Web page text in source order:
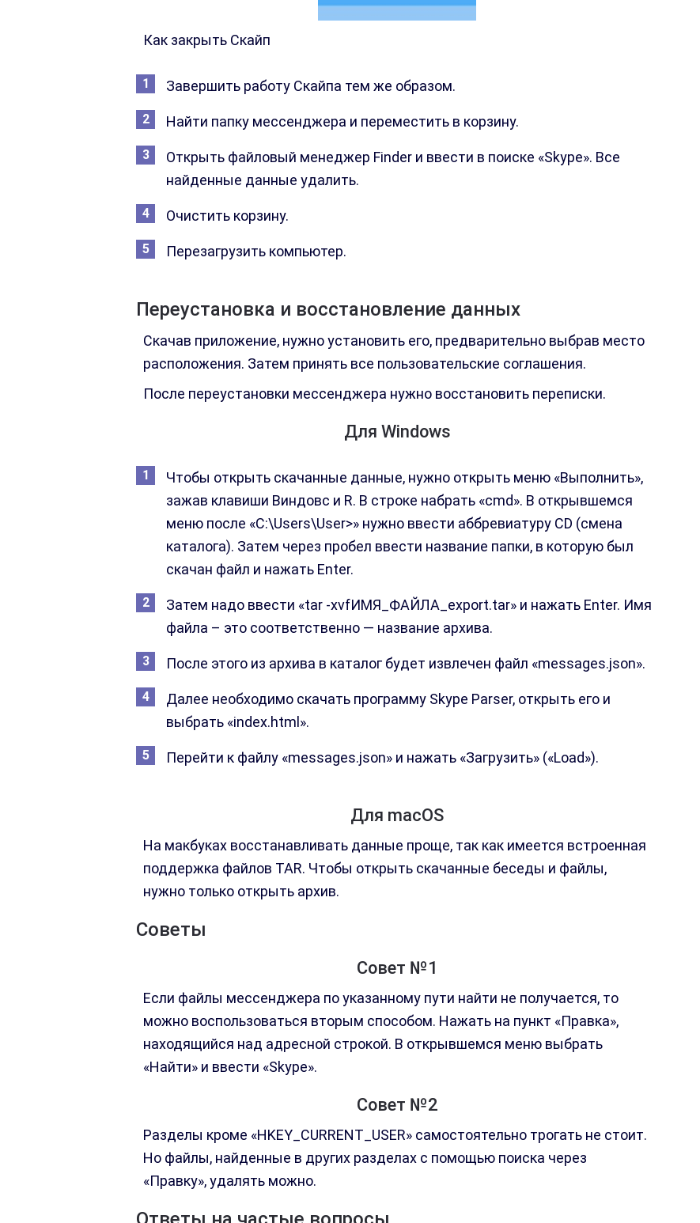
Как закрыть Скайп
Завершить работу Скайпа тем же образом.
Найти папку мессенджера и переместить в корзину.
Открыть файловый менеджер Finder и ввести в поиске «Skype». Все
найденные данные удалить.
Очистить корзину.
Перезагрузить компьютер.
Переустановка и восстановление данных
Скачав приложение, нужно установить его, предварительно выбрав место
расположения. Затем принять все пользовательские соглашения.
После переустановки мессенджера нужно восстановить переписки.
Для Windows
Чтобы открыть скачанные данные, нужно открыть меню «Выполнить»,
зажав клавиши Виндовс и R. В строке набрать «cmd». В открывшемся
меню после «C:\Users\User>» нужно ввести аббревиатуру CD (смена
каталога). Затем через пробел ввести название папки, в которую был
скачан файл и нажать Enter.
Затем надо ввести «tar -xvfИМЯ_ФАЙЛА_export.tar» и нажать Enter. Имя
файла – это соответственно — название архива.
После этого из архива в каталог будет извлечен файл «messages.json».
Далее необходимо скачать программу Skype Parser, открыть его и
выбрать «index.html».
Перейти к файлу «messages.json» и нажать «Загрузить» («Load»).
Для macOS
На макбуках восстанавливать данные проще, так как имеется встроенная
поддержка файлов TAR. Чтобы открыть скачанные беседы и файлы,
нужно только открыть архив.
Советы
Совет №1
Если файлы мессенджера по указанному пути найти не получается, то
можно воспользоваться вторым способом. Нажать на пункт «Правка»,
находящийся над адресной строкой. В открывшемся меню выбрать
«Найти» и ввести «Skype».
Совет №2
Разделы кроме «HKEY_CURRENT_USER» самостоятельно трогать не стоит.
Но файлы, найденные в других разделах с помощью поиска через
«Правку», удалять можно.